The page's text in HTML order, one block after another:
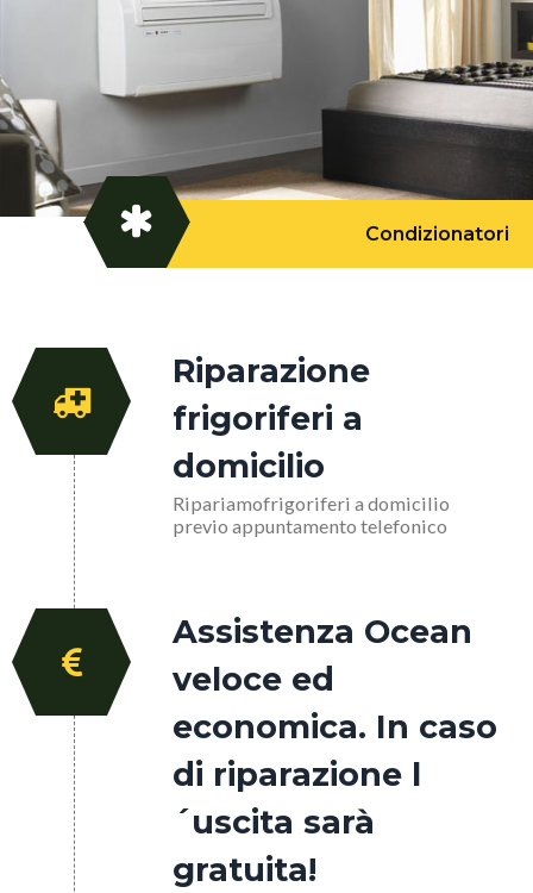
Condizionatori
Riparazione
frigoriferi a
domicilio
Ripariamofrigoriferi a domicilio
previo appuntamento telefonico
Assistenza Ocean
veloce ed
economica. In caso
di riparazione l
´uscita sarà
gratuita!